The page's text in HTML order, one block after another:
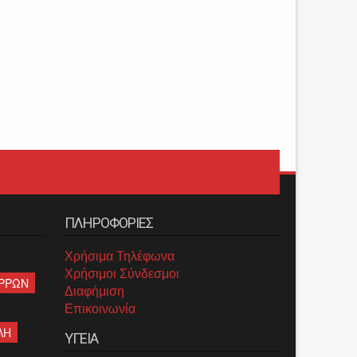
ΠΛΗΡΟΦΟΡΙΕΣ
Χρήσιμα Τηλέφωνα
Χρήσιμοι Σύνδεσμοι
Διαφήμιση
Επικοινωνία
ΥΓΕΙΑ